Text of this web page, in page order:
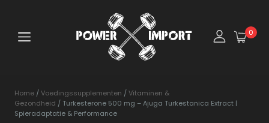
0
Home /Voedingssupplementen /Vitaminen &
Gezondheid / Turkesterone 500 mg – Ajuga Turkestanica Extract |
Spieradaptatie & Performance